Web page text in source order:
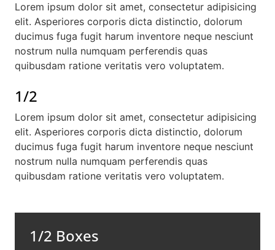
Lorem ipsum dolor sit amet, consectetur adipisicing
elit. Asperiores corporis dicta distinctio, dolorum
ducimus fuga fugit harum inventore neque nesciunt
nostrum nulla numquam perferendis quas
quibusdam ratione veritatis vero voluptatem.
1/2
Lorem ipsum dolor sit amet, consectetur adipisicing
elit. Asperiores corporis dicta distinctio, dolorum
ducimus fuga fugit harum inventore neque nesciunt
nostrum nulla numquam perferendis quas
quibusdam ratione veritatis vero voluptatem.
1/2 Boxes